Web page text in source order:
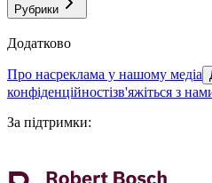
Рубрики
Додатково
про насреклама у нашому медіа
конфіденційностізв'яжіться з
За підтримки: